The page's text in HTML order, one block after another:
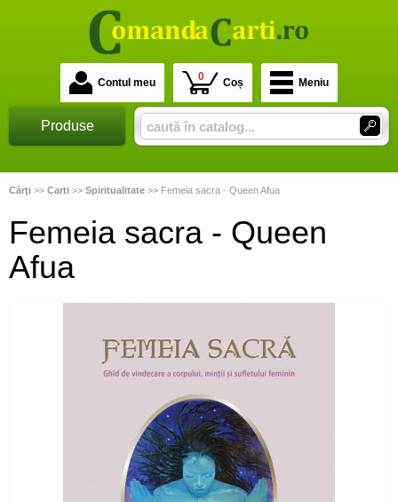
Contul meu 0 Coș Meniu
Produse
Cărţi >> Carti >> Spiritualitate >> Femeia sacra - Queen Afua
Femeia sacra - Queen
Afua